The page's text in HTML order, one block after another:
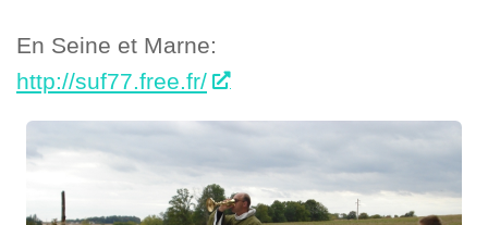
En Seine et Marne:
http://suf77.free.fr/